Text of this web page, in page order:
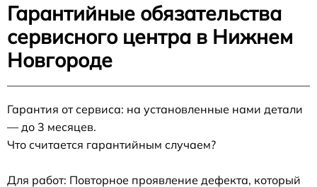
Гарантийные обязательства
сервисного центра в Нижнем
Новгороде
Гарантия от сервиса: на установленные нами детали
— до 3 месяцев.
Что считается гарантийным случаем?
Для работ: Повторное проявление дефекта, который